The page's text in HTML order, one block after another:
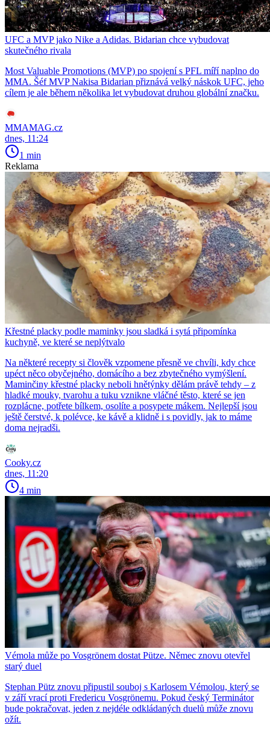
UFC a MVP jako Nike a Adidas. Bidarian chce vybudovat
skutečného rivala
Most Valuable Promotions (MVP) po spojení s PFL míří naplno do
MMA. Šéf MVP Nakisa Bidarian přiznává velký náskok UFC, jeho
cílem je ale během několika let vybudovat druhou globální značku.
MMAMAG.cz
dnes, 11:24
1 min
Reklama
Křestné placky podle maminky jsou sladká i sytá připomínka
kuchyně, ve které se neplýtvalo
Na některé recepty si člověk vzpomene přesně ve chvíli, kdy chce
upéct něco obyčejného, domácího a bez zbytečného vymýšlení.
Maminčiny křestné placky neboli hnětýnky dělám právě tehdy – z
hladké mouky, tvarohu a tuku vznikne vláčné těsto, které se jen
rozplácne, potřete bílkem, osolíte a posypete mákem. Nejlepší jsou
ještě čerstvé, k polévce, ke kávě a klidně i s povidly, jak to máme
doma nejradši.
Cooky.cz
dnes, 11:20
4 min
Vémola může po Vosgrönem dostat Pütze. Němec znovu otevřel
starý duel
Stephan Pütz znovu připustil souboj s Karlosem Vémolou, který se
v září vrací proti Fredericu Vosgrönemu. Pokud český Terminátor
bude pokračovat, jeden z nejdéle odkládaných duelů může znovu
ožít.